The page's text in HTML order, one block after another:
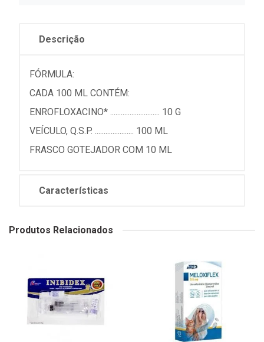
Descrição
FÓRMULA:
CADA 100 ML CONTÉM:
ENROFLOXACINO* ............................ 10 G
VEÍCULO, Q.S.P. ...................... 100 ML
FRASCO GOTEJADOR COM 10 ML
Características
Produtos Relacionados